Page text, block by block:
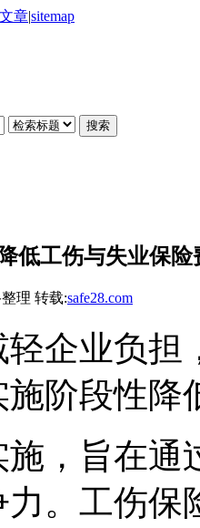
章|sitemap
搜索
低工伤与失业保险
理 转载:safe28.com
轻企业负
阶段性降
，旨在通
。工伤保